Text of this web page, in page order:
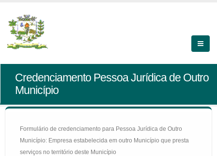
Credenciamento Pessoa Jurídica de Outro
Município
Formulário de credenciamento para Pessoa Jurídica de Outro
Município: Empresa estabelecida em outro Município que presta
serviços no território deste Município